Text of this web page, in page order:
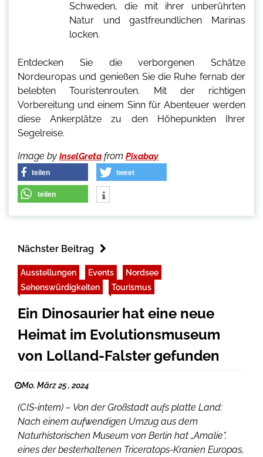
Schweden, die mit ihrer unberührten
Natur und gastfreundlichen Marinas
locken.
Entdecken Sie die verborgenen Schätze
Nordeuropas und genießen Sie die Ruhe fernab der
belebten Touristenrouten. Mit der richtigen
Vorbereitung und einem Sinn für Abenteuer werden
diese Ankerplätze zu den Höhepunkten Ihrer
Segelreise.
Image by InselGreta from Pixabay
teilen tweet
teilen
Nächster Beitrag
Ausstellungen Events
Nordsee
Sehenswürdigkeiten
Tourismus
Ein Dinosaurier hat eine neue
Heimat im Evolutionsmuseum
von Lolland-Falster gefunden
Mo. März 25 , 2024
(CIS-intern) – Von der Großstadt aufs platte Land:
Nach einem aufwendigen Umzug aus dem
Naturhistorischen Museum von Berlin hat „Amalie“,
eines der besterhaltenen Triceratops-Kranien Europas,